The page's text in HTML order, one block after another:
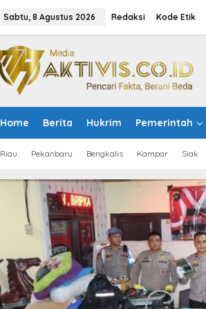
Sabtu, 8 Agustus 2026 Redaksi Kode Etik
Home Berita Hukrim Pemerintah
Riau Pekanbaru Bengkalis Kampar Siak